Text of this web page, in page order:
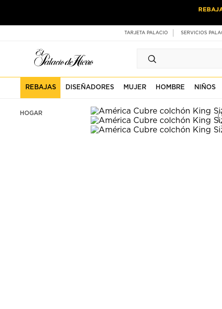
TARJETA PALACIO SERVICIOS
REBAJAS DISEÑADORES MUJER HOMBRE NIÑOS
HOGAR